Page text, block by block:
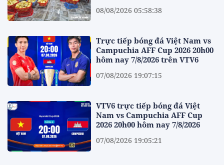
08/08/2026 05:58:38
Trực tiếp bóng đá Việt Nam vs
Campuchia AFF Cup 2026 20h00
hôm nay 7/8/2026 trên VTV6
07/08/2026 19:07:15
VTV6 trực tiếp bóng đá Việt
Nam vs Campuchia AFF Cup
2026 20h00 hôm nay 7/8/2026
07/08/2026 19:05:21